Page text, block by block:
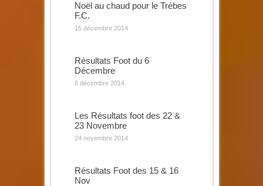
Noël au chaud pour le Trèbes
F.C.
15 décembre 2014
Résultats Foot du 6
Décembre
8 décembre 2014
Les Résultats foot des 22 &
23 Novembre
24 novembre 2014
Résultats Foot des 15 & 16
Nov